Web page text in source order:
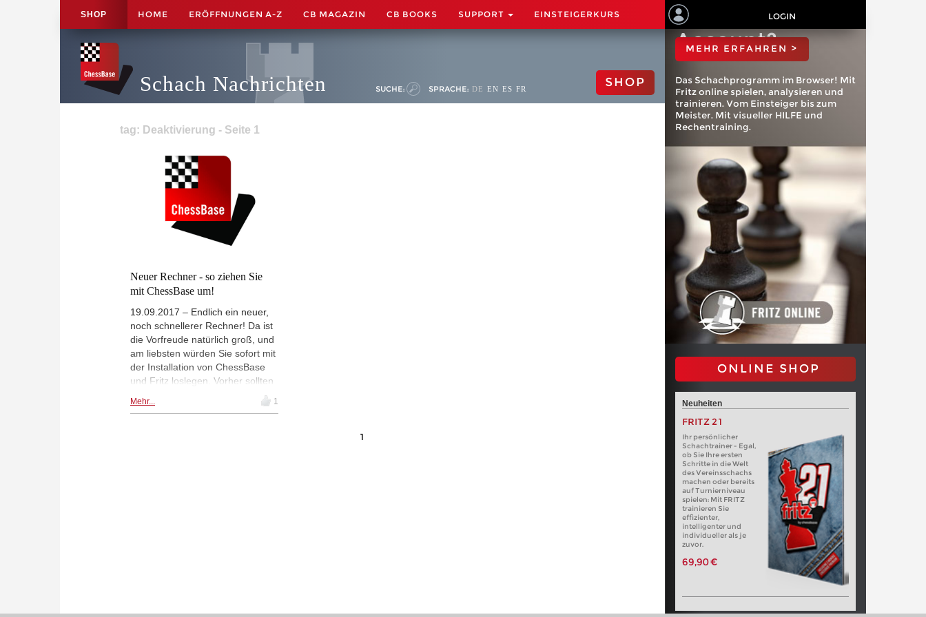
SHOP HOME ERÖFFNUNGEN A-Z CB MAGAZIN CB BOOKS SUPPORT EINSTEIGERKURS LOGIN
Schach Nachrichten SUCHE: SPRACHE: DE EN ES FR SHOP
tag: Deaktivierung - Seite 1
Neuer Rechner - so ziehen Sie
mit ChessBase um!
19.09.2017 – Endlich ein neuer,
noch schnellerer Rechner! Da ist
die Vorfreude natürlich groß, und
am liebsten würden Sie sofort mit
der Installation von ChessBase
und Fritz loslegen. Vorher sollten
achten, dass Sie Ihre ChessBase-
Mehr... 1
1
ChessBase
Account?
MEHR ERFAHREN >
Das Schachprogramm im Browser! Mit
Fritz online spielen, analysieren und
trainieren. Vom Einsteiger bis zum
Meister. Mit visueller HILFE und
Rechentraining.
ONLINE SHOP
Neuheiten
FRITZ 21
Ihr persönlicher
Schachtrainer - Egal,
ob Sie Ihre ersten
Schritte in die Welt
des Vereinsschachs
machen oder bereits
auf Turnierniveau
spielen: Mit FRITZ
trainieren Sie
effizienter,
intelligenter und
individueller als je
zuvor.
69,90 €